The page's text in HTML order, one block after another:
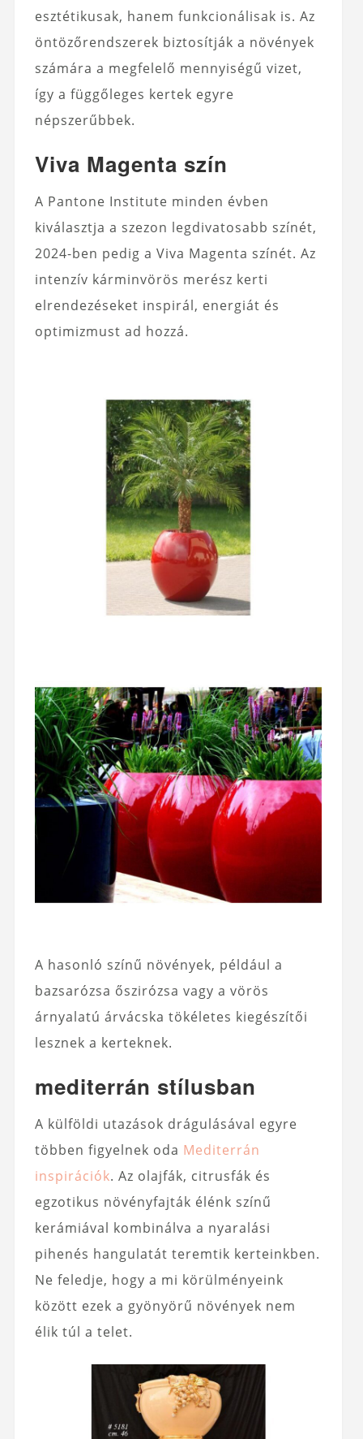
esztétikusak, hanem funkcionálisak is. Az
öntözőrendszerek biztosítják a növények
számára a megfelelő mennyiségű vizet,
így a függőleges kertek egyre
népszerűbbek.
Viva Magenta szín
A Pantone Institute minden évben
kiválasztja a szezon legdivatosabb színét,
2024-ben pedig a Viva Magenta színét. Az
intenzív kárminvörös merész kerti
elrendezéseket inspirál, energiát és
optimizmust ad hozzá.
A hasonló színű növények, például a
bazsarózsa őszirózsa vagy a vörös
árnyalatú árvácska tökéletes kiegészítői
lesznek a kerteknek.
mediterrán stílusban
A külföldi utazások drágulásával egyre
többen figyelnek oda Mediterrán
inspirációk. Az olajfák, citrusfák és
egzotikus növényfajták élénk színű
kerámiával kombinálva a nyaralási
pihenés hangulatát teremtik kerteinkben.
Ne feledje, hogy a mi körülményeink
között ezek a gyönyörű növények nem
élik túl a telet.